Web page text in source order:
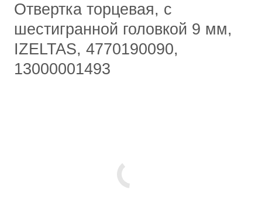
Отвертка торцевая, с
шестигранной головкой 9 мм,
IZELTAS, 4770190090,
13000001493